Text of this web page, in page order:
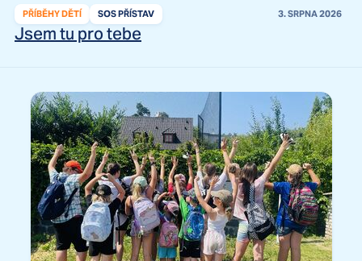
PŘÍBĚHY DĚTÍ SOS PŘÍSTAV 3. SRPNA 2026
Jsem tu pro tebe